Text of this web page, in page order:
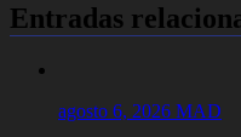
Entradas
agosto 6, 2026 MAD